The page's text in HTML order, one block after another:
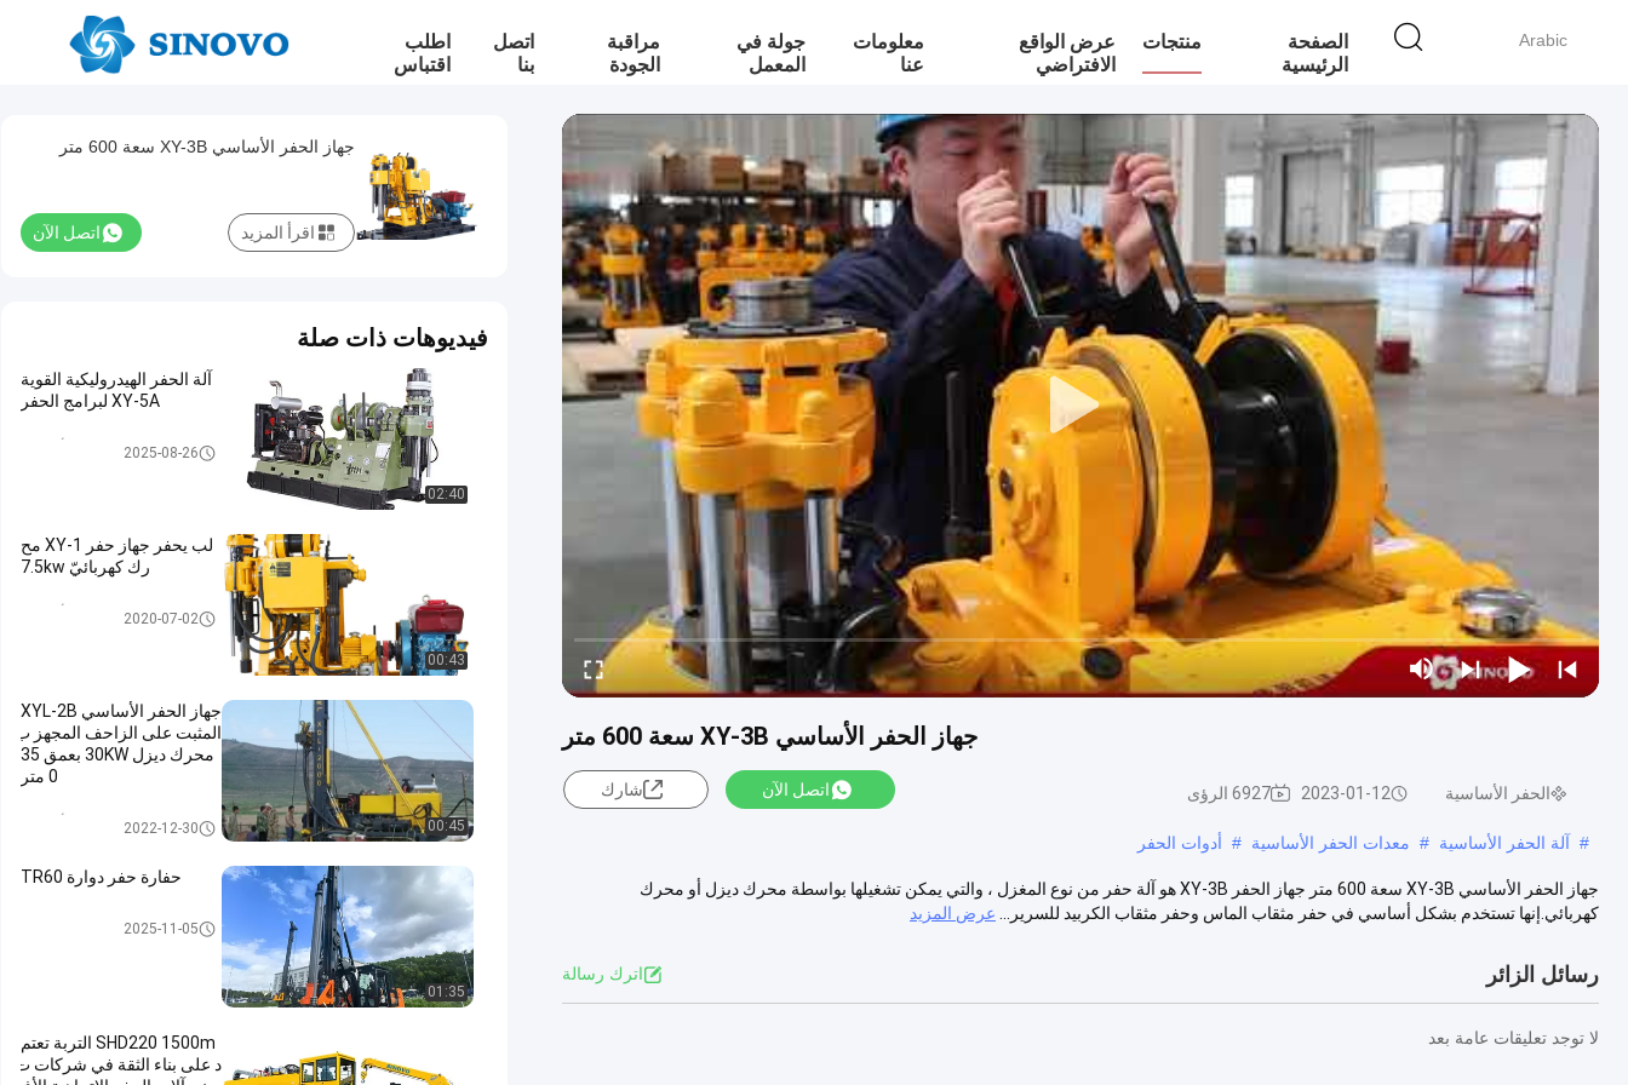
Arabic
الصفحة
الرئيسية
منتجات
عرض الواقع
الافتراضي
معلومات
عنا
جولة في
المعمل
مراقبة
الجودة
اتصل
بنا
اطلب
اقتباس
جهاز الحفر الأساسي XY-3B سعة 600 متر
الحفر الأساسية 2023-01-12 6927 الرؤى اتصل الآن شارك
# آلة الحفر الأساسية # معدات الحفر الأساسية # أدوات الحفر
جهاز الحفر الأساسي XY-3B سعة 600 متر جهاز الحفر XY-3B هو آلة حفر من نوع المغزل ، والتي يمكن تشغيلها بواسطة محرك ديزل أو محرك
كهربائي.إنها تستخدم بشكل أساسي في حفر مثقاب الماس وحفر مثقاب الكربيد للسرير...
عرض المزيد
رسائل الزائر اترك رسالة
لا توجد تعليقات عامة بعد
جهاز الحفر الأساسي XY-3B سعة 600 متر
اتصل الآن اقرأ المزيد
فيديوهات ذات صلة
02:40
آلة الحفر الهيدروليكية القوية
XY-5A لبرامج الحفر
2025-08-26
00:43
لب يحفر جهاز حفر XY-1 مح
رك كهربائيّ 7.5kw
2020-07-02
00:45
جهاز الحفر الأساسي XYL-2B
المثبت على الزاحف المجهز ب
محرك ديزل 30KW بعمق 35
0 متر
2022-12-30
01:35
حفارة حفر دوارة TR60
ماكينة الحفر الدوارة2025-11-05
SHD220 1500m التربة تعتم
د على بناء الثقة في شركات ت